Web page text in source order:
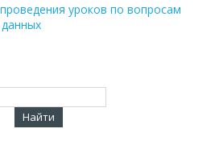
уроков по вопросам